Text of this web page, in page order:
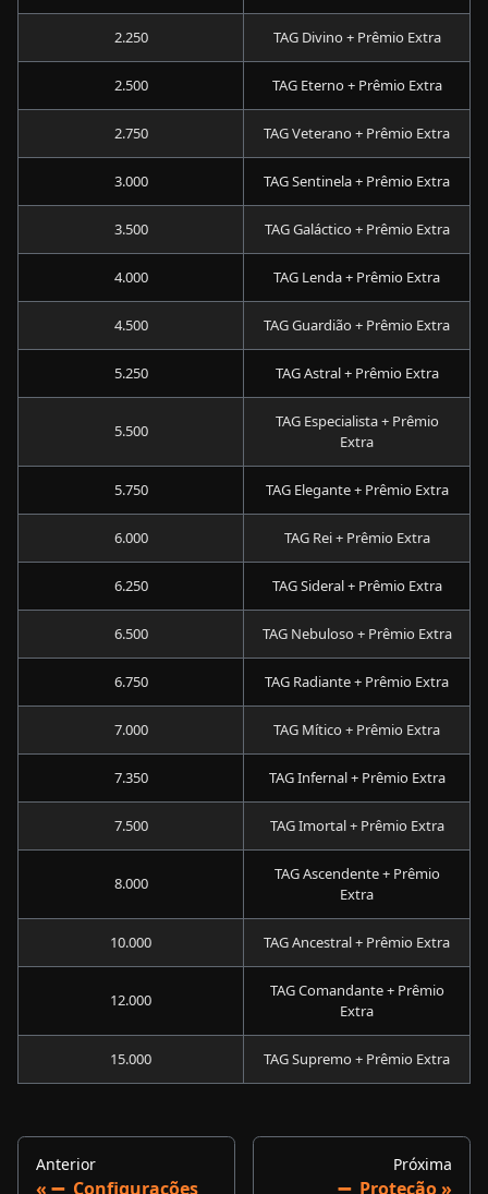
2.250 TAG Divino + Prêmio Extra
2.500 TAG Eterno + Prêmio Extra
2.750 TAG Veterano + Prêmio Extra
3.000 TAG Sentinela + Prêmio Extra
3.500 TAG Galáctico + Prêmio Extra
4.000 TAG Lenda + Prêmio Extra
4.500 TAG Guardião + Prêmio Extra
5.250 TAG Astral + Prêmio Extra
5.500
TAG Especialista + Prêmio
Extra
5.750 TAG Elegante + Prêmio Extra
6.000 TAG Rei + Prêmio Extra
6.250 TAG Sideral + Prêmio Extra
6.500 TAG Nebuloso + Prêmio Extra
6.750 TAG Radiante + Prêmio Extra
7.000 TAG Mítico + Prêmio Extra
7.350 TAG Infernal + Prêmio Extra
7.500 TAG Imortal + Prêmio Extra
8.000
TAG Ascendente + Prêmio
Extra
10.000 TAG Ancestral + Prêmio Extra
12.000
TAG Comandante + Prêmio
Extra
15.000 TAG Supremo + Prêmio Extra
Anterior
➖ ​ Configurações
Próxima
➖ ​ Proteção